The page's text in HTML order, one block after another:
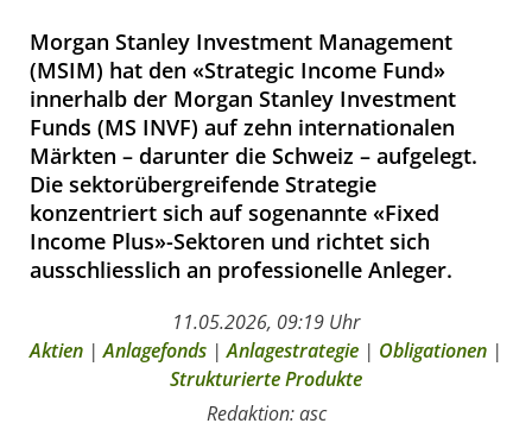
Morgan Stanley Investment Management
(MSIM) hat den «Strategic Income Fund»
innerhalb der Morgan Stanley Investment
Funds (MS INVF) auf zehn internationalen
Märkten – darunter die Schweiz – aufgelegt.
Die sektorübergreifende Strategie
konzentriert sich auf sogenannte «Fixed
Income Plus»-Sektoren und richtet sich
ausschliesslich an professionelle Anleger.
11.05.2026, 09:19 Uhr
Aktien |Anlagefonds |Anlagestrategie | Obligationen |
Strukturierte Produkte
Redaktion: asc